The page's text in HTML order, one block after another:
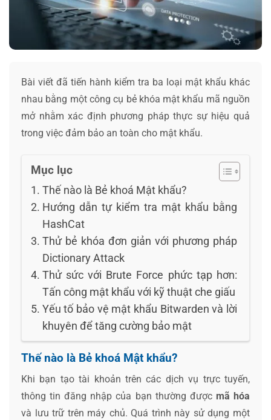
Bài viết đã tiến hành kiểm tra ba loại mật khẩu khác
nhau bằng một công cụ bẻ khóa mật khẩu mã nguồn
mở nhằm xác định phương pháp thực sự hiệu quả
trong việc đảm bảo an toàn cho mật khẩu.
Mục lục
Thế nào là Bẻ khoá Mật khẩu?
Hướng dẫn tự kiểm tra mật khẩu bằng
HashCat
Thử bẻ khóa đơn giản với phương pháp
Dictionary Attack
Thử sức với Brute Force phức tạp hơn:
Tấn công mật khẩu với kỹ thuật che giấu
Yếu tố bảo vệ mật khẩu Bitwarden và lời
khuyên để tăng cường bảo mật
Thế nào là Bẻ khoá Mật khẩu?
Khi bạn tạo tài khoản trên các dịch vụ trực tuyến,
thông tin đăng nhập của bạn thường được mã hóa
và lưu trữ trên máy chủ. Quá trình này sử dụng một